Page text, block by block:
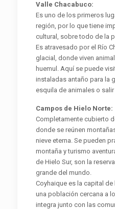
Valle Chacabuco:
Es uno de los primeros
región, por lo que tiene
cultural, sobre todo de la
Es atravesado por el Río
glacial, donde viven
huemul. Aquí se puede
instaladas antaño para la
esquila de animales o
Campos de Hielo Norte:
Completamente cubierto
donde se reúnen
nieve eterna. Se pueden
montaña y turismo
de Hielo Sur, son la
grande del mundo.
Coyhaique es la capital
una población cercana a
integra junto con las